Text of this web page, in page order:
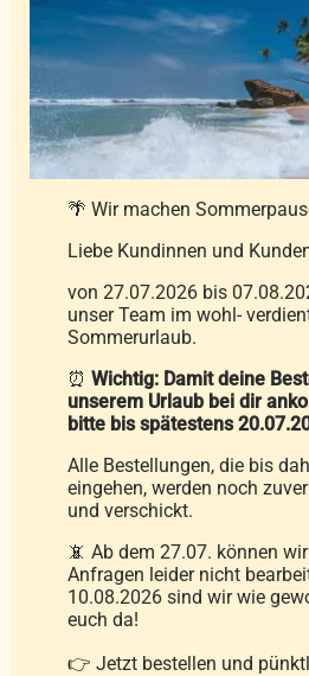
der
Produktseite
werden
Daunenwaschmittel
4,50€
inkl. 20 % MwSt.
In den Warenkorb
🌴 Wir machen
Liebe Kundinnen und
von 27.07.2026 bis
unser Team im wohl-
Sommerurlaub.
⏰ Wichtig: Damit deine
unserem Urlaub bei dir
bitte bis spätestens
Alle Bestellungen, die bis
eingehen, werden noch
und verschickt.
📵 Ab dem 27.07. können
Anfragen leider nicht
10.08.2026 sind wir wie
euch da!
👉 Jetzt bestellen und